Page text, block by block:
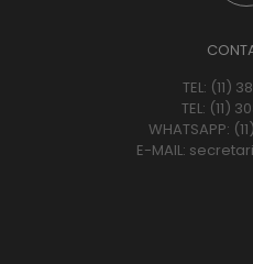
TEL: (11)
TEL: (11)
WHATSAPP:
E-MAIL: